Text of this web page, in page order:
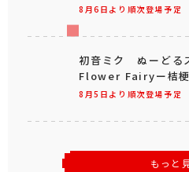
8月6日より順次登場予定
8月5日より順次登場予定
初音ミク ぬーどる
Flower Fairyー桔
もっと